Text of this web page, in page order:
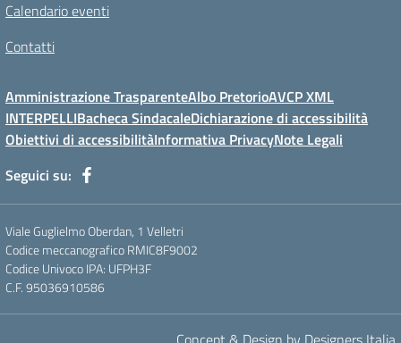
Calendario eventi
Contatti
Amministrazione TrasparenteAlbo PretorioAVCP XML
INTERPELLIBacheca SindacaleDichiarazione di accessibilità
Obiettivi di accessibilitàInformativa PrivacyNote Legali
Seguici su:
Viale Guglielmo Oberdan, 1 Velletri
Codice meccanografico RMIC8F9002
Codice Univoco IPA: UFPH3F
C.F. 95036910586